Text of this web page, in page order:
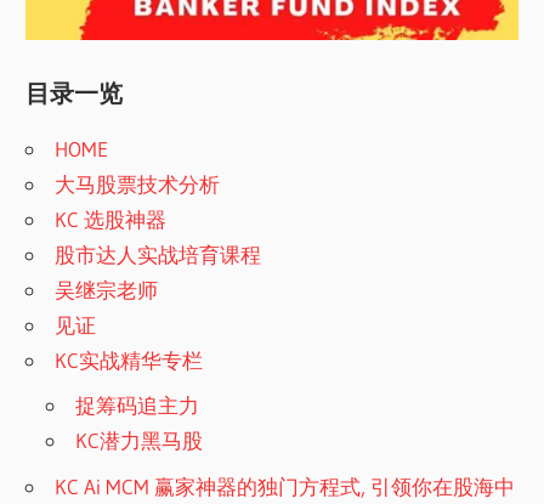
目录一览
HOME
大马股票技术分析
KC 选股神器
股市达人实战培育课程
吴继宗老师
见证
KC实战精华专栏
捉筹码追主力
KC潜力黑马股
KC Ai MCM 赢家神器的独门方程式, 引领你在股海中